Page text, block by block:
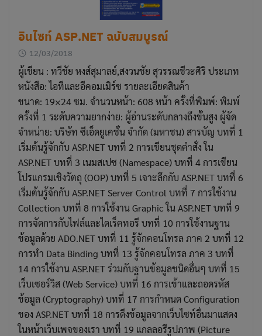
อินไซท์ ASP.NET ฉบับสมบูรณ์
12/03/2018
ผู้เขียน : ทวีชัย หงส์สุมาลย์,สงวนชัย สุวรรณชีวะศิริ ประเภท
หนังสือ: ไอทีและอีคอมเมิร์ซ รายละเอียดสินค้า
ขนาด: 19×24 ซม. จำนวนหน้า: 608 หน้า ครั้งที่พิมพ์: พิมพ์
ครั้งที่ 1 ระดับความยากง่าย: ผู้อ่านระดับกลางถึงขั้นสูง ผู้จัด
จำหน่าย: บริษัท ซีเอ็ดยูเคชั่น จำกัด (มหาชน) สารบัญ บทที่ 1
เริ่มต้นรู้จักกับ ASP.NET บทที่ 2 การเขียนชุดคำสั่ง ใน
ASP.NET บทที่ 3 เนมสเปซ (Namespace) บทที่ 4 การเขียน
โปรแกรมเชิงวัตถุ (OOP) บทที่ 5 เจาะลึกกับ ASP.NET บทที่ 6
เริ่มต้นรู้จักกับ ASP.NET Server Control บทที่ 7 การใช้งาน
Collection บทที่ 8 การใช้งาน Graphic ใน ASP.NET บทที่ 9
การจัดการกับไฟล์และไดเร็คทอรี บทที่ 10 การใช้งานฐาน
ข้อมูลด้วย ADO.NET บทที่ 11 รู้จักคอนโทรล ภาค 2 บทที่ 12
การทำ Data Binding บทที่ 13 รู้จักคอนโทรล ภาค 3 บทที่
14 การใช้งาน ASP.NET ร่วมกับฐานข้อมูลชนิดอื่นๆ บทที่ 15
เว็บเซอร์วิส (Web Service) บทที่ 16 การเข้าและถอดรหัส
ข้อมูล (Cryptography) บทที่ 17 การกำหนด Configuration
ของ ASP.NET บทที่ 18 การดึงข้อมูลจากเว็บไซท์อื่นมาแสดง
ในหน้าเว็บเพจของเรา บทที่ 19 แกลลอรีรูปภาพ (Picture